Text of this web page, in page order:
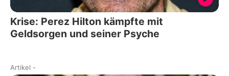
Krise: Perez Hilton kämpfte mit
Geldsorgen und seiner Psyche
Artikel -